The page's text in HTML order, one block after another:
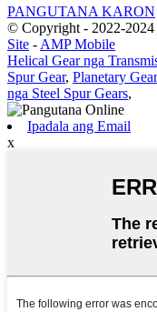
PANGUTANA KARON
© Copyright - 2022-2024
Site - AMP Mobile
Helical Gear nga
Spur Gear, Planetary
nga Steel Spur Gears,
Ipadala ang Email
x